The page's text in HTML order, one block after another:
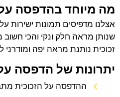
מה מיוחד בהדפסה על
אצלנו מדפיסים תמונות
שנותן מראה חלק ונקי והכי
זכוכית נותנת מראה יפה ומודרני
יתרונות של הדפסה
ההדפסה על הזכוכית